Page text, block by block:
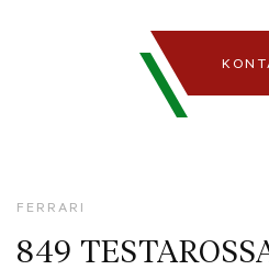
FERRARI
849